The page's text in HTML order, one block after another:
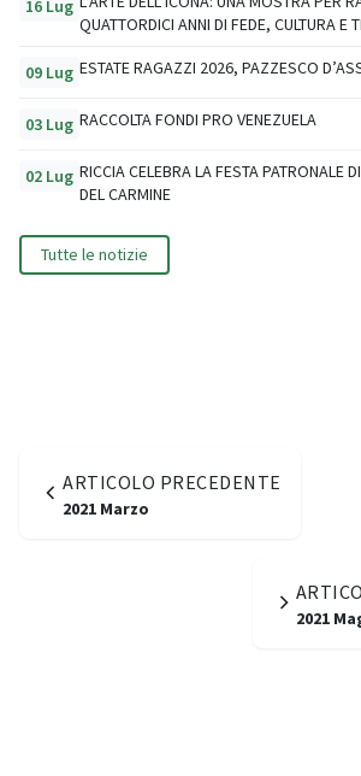
16 Lug
QUATTORDICI ANNI DI FEDE, CULTURA E
09 Lug ESTATE RAGAZZI 2026, PAZZESCO
03 Lug RACCOLTA FONDI PRO VENEZUELA
02 Lug RICCIA CELEBRA LA FESTA PATRONALE
DEL CARMINE
Tutte le notizie
ARTICOLO PRECEDENTE
2021 Marzo
2021